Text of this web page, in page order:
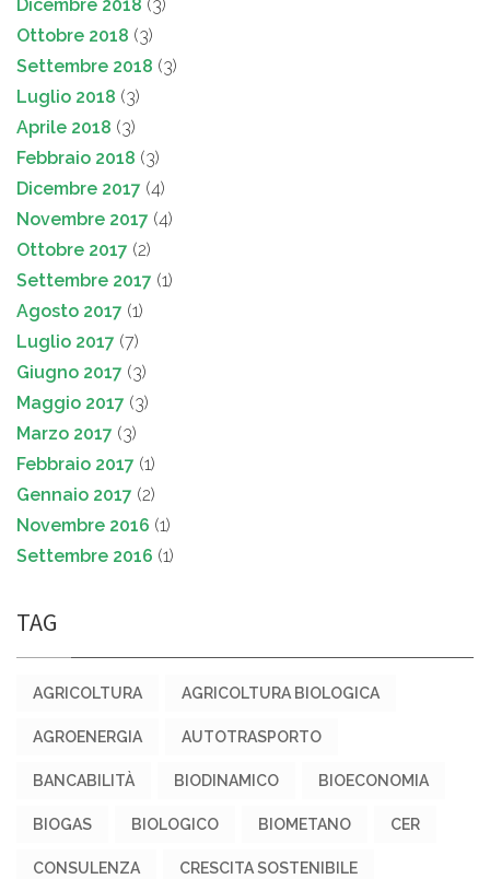
Dicembre 2018 (3)
Ottobre 2018 (3)
Settembre 2018 (3)
Luglio 2018 (3)
Aprile 2018 (3)
Febbraio 2018 (3)
Dicembre 2017 (4)
Novembre 2017 (4)
Ottobre 2017 (2)
Settembre 2017 (1)
Agosto 2017 (1)
Luglio 2017 (7)
Giugno 2017 (3)
Maggio 2017 (3)
Marzo 2017 (3)
Febbraio 2017 (1)
Gennaio 2017 (2)
Novembre 2016 (1)
Settembre 2016 (1)
TAG
AGRICOLTURA AGRICOLTURA BIOLOGICA
AGROENERGIA AUTOTRASPORTO
BANCABILITÀ BIODINAMICO BIOECONOMIA
BIOGAS BIOLOGICO BIOMETANO CER
CONSULENZA CRESCITA SOSTENIBILE